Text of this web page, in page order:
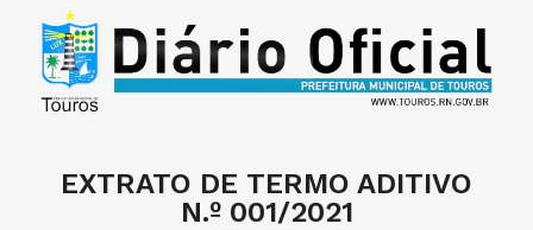
EXTRATO DE TERMO ADITIVO
N.º 001/2021
PERGUNTAS FREQUENTES